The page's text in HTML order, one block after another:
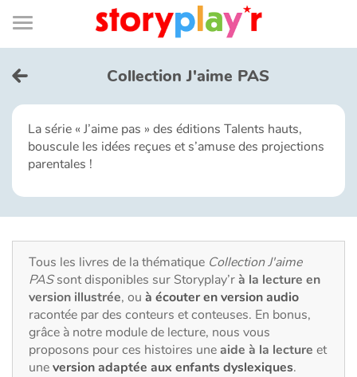
Connexion
Bibliothèque
de
page
Menu
Je me connecte
Tester gratuitement
Bibliothèque
Prix
Accueil
Contes d'ici et d'ailleurs
Fable, mythe, littérature et poésie
Collection J'aime PAS
La série « J’aime pas » des éditions Talents hauts,
bouscule les idées reçues et s’amuse des projections
parentales !
Tous les livres de la thématique Collection J'aime
PASsont disponibles sur Storyplay’rà la lecture en
version illustrée, ou à écouter en version audio
racontée par des conteurs et conteuses. En bonus,
grâce à notre module de lecture, nous vous
proposons pour ces histoires uneaide à la lecture et
uneversion adaptée aux enfants dyslexiques.